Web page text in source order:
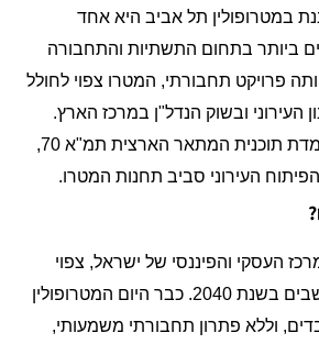
במטרופולין תל אביב היא אחד
ביותר בתחום התשתיות והתחבורה
פרויקט תחבורתי, המטרו צפוי לחולל
ובשוק הנדל"ן במרכז הארץ.
במרכז המהפכה הזו עומדת תוכנית המתאר הארצית תמ"א 70,
העירוני סביב תחנות המטרו.
העסקי והפיננסי של ישראל, צפוי
להגיע לכ-5.5 מיליון תושבים בשנת 2040. כבר היום המטרופולין
וללא פתרון תחבורתי משמעותי,